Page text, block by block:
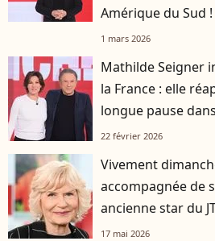
Amérique du Sud !
1 mars 2026
Mathilde Seigner
la France : elle
longue pause
22 février 2026
Vivement
accompagnée de
ancienne star du
17 mai 2026